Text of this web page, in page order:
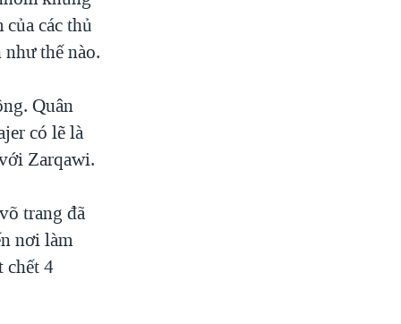
các thủ
thế nào.
Quân
có lẽ là
Zarqawi.
trang đã
nơi làm
chết 4